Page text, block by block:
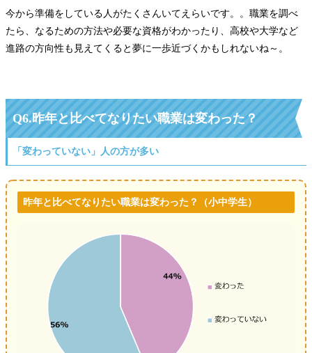
今から準備をしている人がたくさんいてえらいです。。職業を調べ
たら、なるための方法や必要な資格がわかったり、高校や大学など
進路の方向性も見えてくると夢に一歩近づくかもしれないね～。
Q6.昨年と比べてなりたい職業は変わった？
「変わっていない」人の方が多い
昨年と比べてなりたい職業は変わった？（小中学生）